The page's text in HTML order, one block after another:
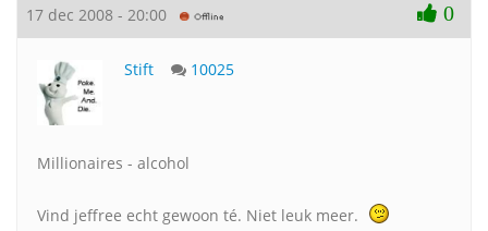
17 dec 2008 - 20:00 0
Stift 10025
Millionaires - alcohol
Vind jeffree echt gewoon té. Niet leuk meer.